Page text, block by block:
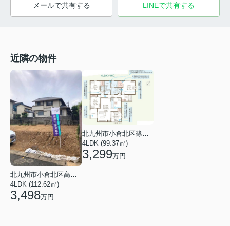
メールで共有する LINEで共有する
近隣の物件
北九州市小倉北区高坊１丁目
4LDK (112.62㎡)
3,498万円
北九州市小倉北区篠崎５丁目
4LDK (99.37㎡)
3,299万円